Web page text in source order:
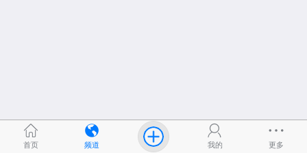
首页 频道 我的 更多